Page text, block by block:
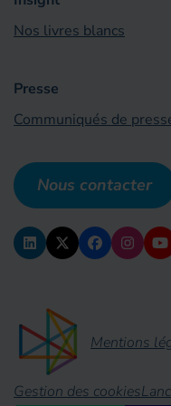
Nos livres blancs
Presse
Communiqués de
Nous contacter
Mentions
Gestion des cookies